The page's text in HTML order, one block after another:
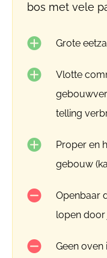
bos met vele
Grote
Vlotte
telling
Proper en
gebouw
Openbaar
lopen
Geen oven